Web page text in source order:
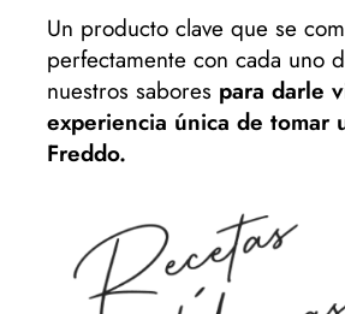
Un producto clave que se
perfectamente con cada uno
nuestros sabores para darle
experiencia única de tomar
Freddo.